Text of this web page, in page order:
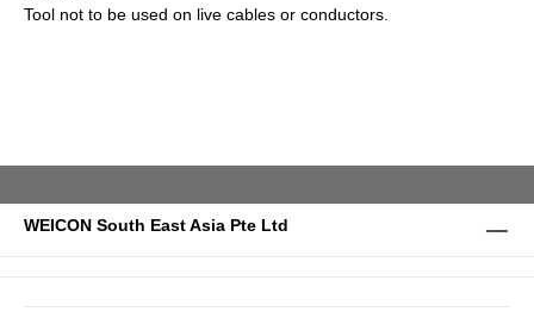
Tool not to be used on live cables or conductors.
WEICON South East Asia Pte Ltd